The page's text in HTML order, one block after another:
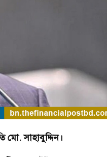
মো. সাহাবুদ্দিন।